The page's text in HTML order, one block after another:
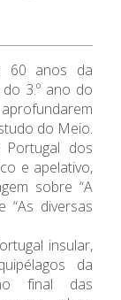
60 anos da
3.º ano do
do Meio.
dos
e apelativo,
sobre “A
“As diversas
insular,
da
final das